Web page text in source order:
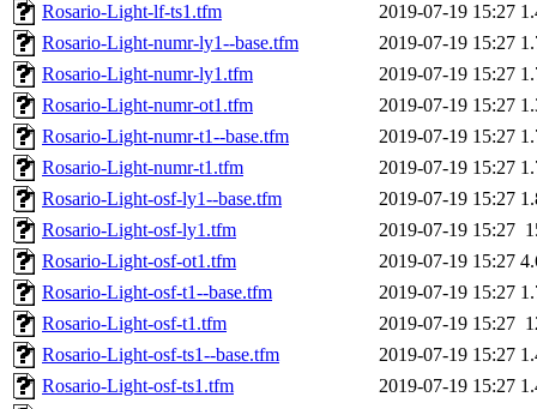
Rosario-Light-lf-ts1.tfm
2019-07-19 15:27
Rosario-Light-numr-ly1--base.tfm
2019-07-19 15:27
Rosario-Light-numr-ly1.tfm
2019-07-19 15:27
Rosario-Light-numr-ot1.tfm
2019-07-19 15:27
Rosario-Light-numr-t1--base.tfm
2019-07-19 15:27
Rosario-Light-numr-t1.tfm
2019-07-19 15:27
Rosario-Light-osf-ly1--base.tfm
2019-07-19 15:27
Rosario-Light-osf-ly1.tfm
2019-07-19 15:27
Rosario-Light-osf-ot1.tfm
2019-07-19 15:27
Rosario-Light-osf-t1--base.tfm
2019-07-19 15:27
Rosario-Light-osf-t1.tfm
2019-07-19 15:27
Rosario-Light-osf-ts1--base.tfm
2019-07-19 15:27
Rosario-Light-osf-ts1.tfm
2019-07-19 15:27